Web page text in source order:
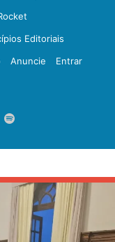
Editoriais
Anuncie
Entrar
Spotify